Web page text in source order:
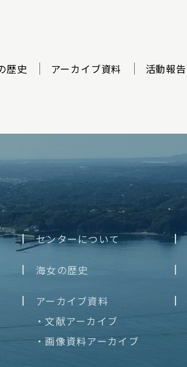
歴史 アーカイブ資料 活動報告
センターについて
海女の歴史
アーカイブ資料
・文献アーカイブ
・画像資料アーカイブ